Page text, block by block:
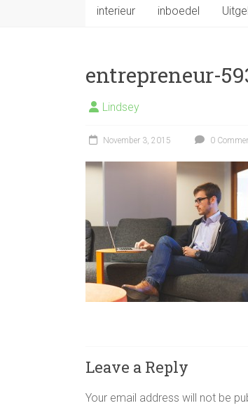
interieur inboedel
entrepreneur-
Lindsey
November 3, 2015 0
Leave a Reply
Your email address will not be